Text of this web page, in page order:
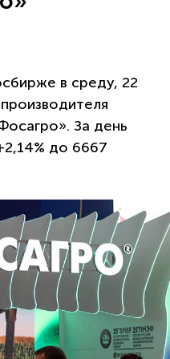
в среду, 22
За день
до 6667